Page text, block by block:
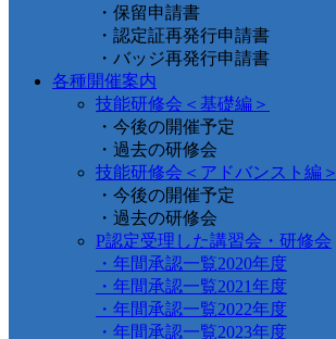
・保留申請書
・認定証再発行申請書
・バッジ再発行申請書
各種開催案内
技能研修会＜基礎編＞
・今後の開催予定
・過去の研修会
技能研修会＜アドバンスト編＞
・今後の開催予定
・過去の研修会
P認定受理した講習会・研修会
・年間承認一覧2020年度
・年間承認一覧2021年度
・年間承認一覧2022年度
・年間承認一覧2023年度